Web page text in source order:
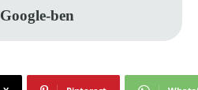
Google-ben